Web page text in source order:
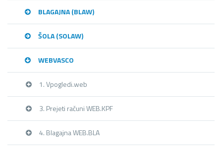
BLAGAJNA (BLAW)
ŠOLA (SOLAW)
WEBVASCO
1. Vpogledi.web
3. Prejeti računi WEB.KPF
4. Blagajna WEB.BLA